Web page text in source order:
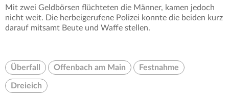
Mit zwei Geldbörsen flüchteten die Männer, kamen jedoch
nicht weit. Die herbeigerufene Polizei konnte die beiden kurz
darauf mitsamt Beute und Waffe stellen.
Überfall Offenbach am Main Festnahme
Dreieich